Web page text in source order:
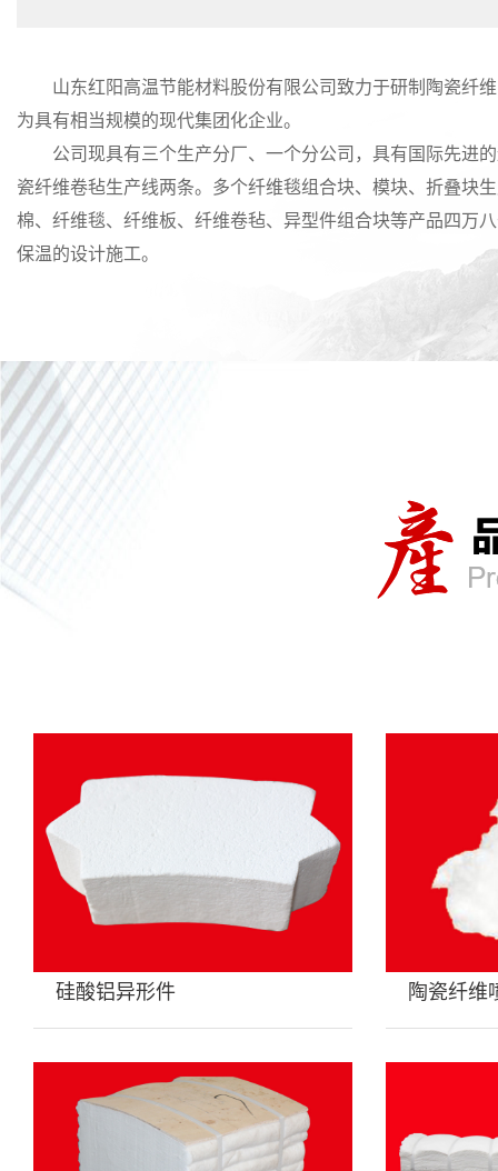
山东红阳高温节能材料股份有限公司致力于研制陶瓷纤
为具有相当规模的现代集团化企业。
公司现具有三个生产分厂、一个分公司，具有国际先进
瓷纤维卷毡生产线两条。多个纤维毯组合块、模块、折叠块
棉、纤维毯、纤维板、纤维卷毡、异型件组合块等产品四万
保温的设计施工。
硅酸铝异形件 陶瓷纤维